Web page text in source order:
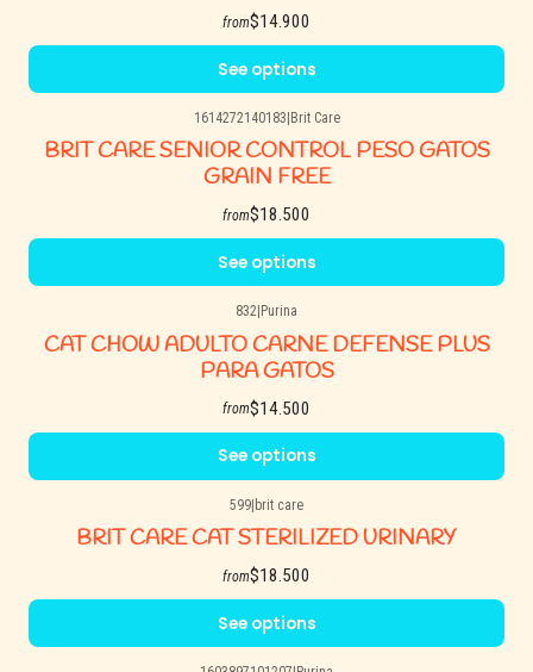
from$14.900
See options
1614272140183 Brit Care
BRIT CARE SENIOR CONTROL PESO GATOS
GRAIN FREE
from$18.500
See options
832 Purina
CAT CHOW ADULTO CARNE DEFENSE PLUS
PARA GATOS
from$14.500
See options
599| brit care
BRIT CARE CAT STERILIZED URINARY
from$18.500
See options